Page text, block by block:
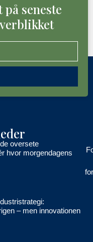
seneste
oversete
hvor morgendagens
– men innovationen